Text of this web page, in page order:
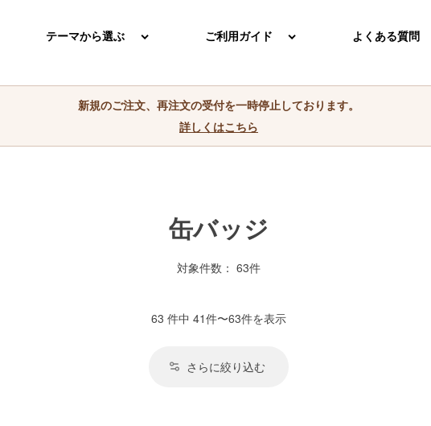
テーマから選ぶ ご利用ガイド よくある質問
新規のご注文、再注文の受付を一時停止しております。
詳しくはこちら
缶バッジ
対象件数： 63件
63 件中 41件〜63件を表示
さらに絞り込む